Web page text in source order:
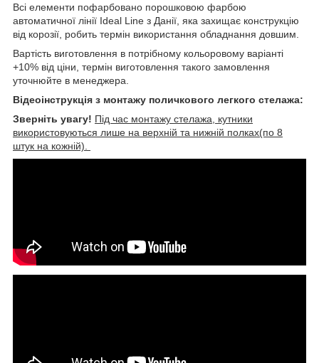
Всі елементи пофарбовано порошковою фарбою
автоматичної лінії Ideal Line з Данії, яка захищає конструкцію
від корозії, робить термін використання обладнання довшим.
Вартість виготовлення в потрібному кольоровому варіанті
+10% від ціни, термін виготовлення такого замовлення
уточнюйте в менеджера.
Відеоінструкція з монтажу поличкового легкого стелажа:
Зверніть увагу! Під час монтажу стелажа, кутники
використовуються лише на верхній та нижній полках(по 8
штук на кожній).